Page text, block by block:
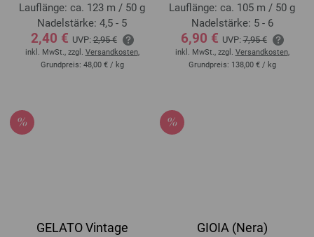
Lauflänge: ca. 123 m / 50 g
Nadelstärke: 4,5 - 5
2,40 € UVP:2,95 €
inkl. MwSt., zzgl. Versandkosten,
Grundpreis: 48,00 € / kg
Lauflänge: ca. 105 m / 50 g
Nadelstärke: 5 - 6
6,90 € UVP:7,95 €
inkl. MwSt., zzgl. Versandkosten,
Grundpreis: 138,00 € / kg
GELATO Vintage GIOIA (Nera)